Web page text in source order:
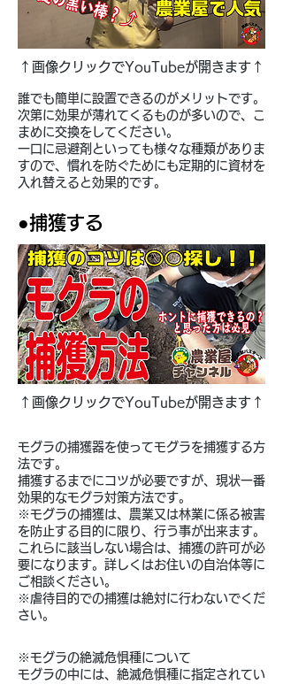
↑画像クリックでYouTubeが開きます↑
誰でも簡単に設置できるのがメリットです。
次第に効果が薄れてくるものが多いので、​こ
まめに交換をしてください。
​一口に忌避剤といっても様々な種類がありま
すので、慣れを防ぐためにも定期的に資材を
入れ替えると効果的です。
●捕獲する
↑画像クリックでYouTubeが開きます↑
モグラの捕獲器を使ってモグラを捕獲する方
法です。
​捕獲するまでにコツが必要ですが、現状一番
効果的なモグラ対策方法です。
※モグラの捕獲は、農業又は林業に係る被害
を防止する目的に限り、行う事が出来ます。
これらに該当しない場合は、捕獲の許可が必
要になります。詳しくはお住いの自治体等に
ご相談ください。
※虐待目的での捕獲は絶対に行わないでくだ
さい。
※モグラの絶滅危惧種について
モグラの中には、絶滅危惧種に指定されてい